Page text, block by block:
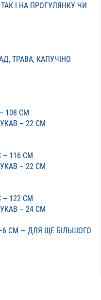
І НА ПРОГУЛЯНКУ ЧИ
ТРАВА, КАПУЧІНО
108 СМ
– 22 СМ
– 116 СМ
– 22 СМ
– 122 СМ
– 24 СМ
СМ — ДЛЯ ЩЕ БІЛЬШОГО